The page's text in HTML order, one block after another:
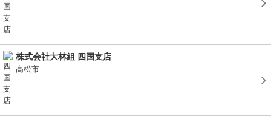
株式会社大林組 四国支店
高松市